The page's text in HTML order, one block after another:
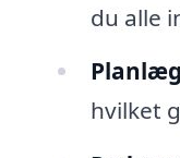
du alle
hvilket